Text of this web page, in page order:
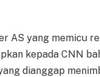
AS yang memicu
kepada CNN
dianggap